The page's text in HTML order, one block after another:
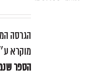
הגרסה
מוקרא
הספר שנמכר ב-500